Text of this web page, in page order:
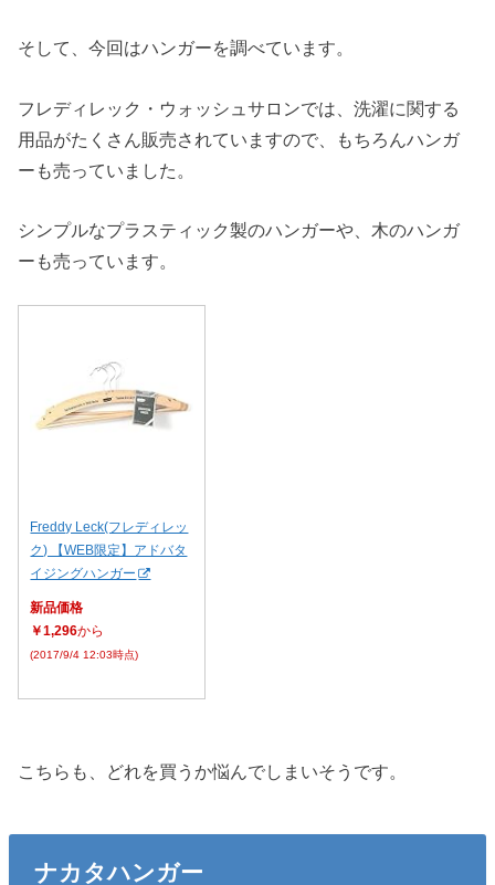
そして、今回はハンガーを調べています。
フレディレック・ウォッシュサロンでは、洗濯に関する
用品がたくさん販売されていますので、もちろんハンガ
ーも売っていました。
シンプルなプラスティック製のハンガーや、木のハンガ
ーも売っています。
Freddy Leck(フレディレッ
ク) 【WEB限定】アドバタ
イジングハンガー
新品価格
￥1,296から
(2017/9/4 12:03時点)
こちらも、どれを買うか悩んでしまいそうです。
ナカタハンガー